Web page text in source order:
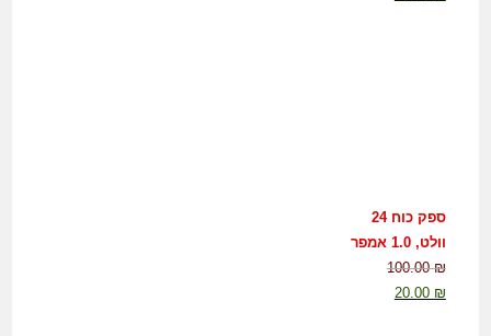
ספק כוח 24
וולט, 1.0 אמפר
100.00₪
20.00 ₪